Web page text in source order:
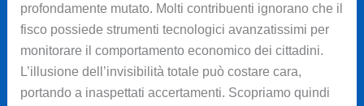
profondamente mutato. Molti contribuenti ignorano che il
fisco possiede strumenti tecnologici avanzatissimi per
monitorare il comportamento economico dei cittadini.
L’illusione dell’invisibilità totale può costare cara,
portando a inaspettati accertamenti. Scopriamo quindi